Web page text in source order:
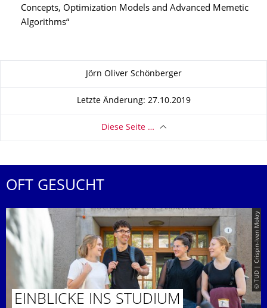
Concepts, Optimization Models and Advanced Memetic
Algorithms“
Zu dieser SeiteJörn Oliver Schönberger
Letzte Änderung: 27.10.2019
Diese Seite …
OFT GESUCHT
© TUD | Crispin-Iven Mokry
EINBLICKE INS STUDIUM